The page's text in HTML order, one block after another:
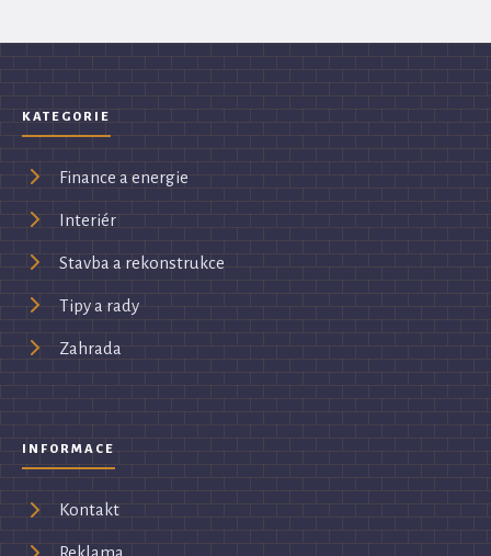
KATEGORIE
Finance a energie
Interiér
Stavba a rekonstrukce
Tipy a rady
Zahrada
INFORMACE
Kontakt
Reklama